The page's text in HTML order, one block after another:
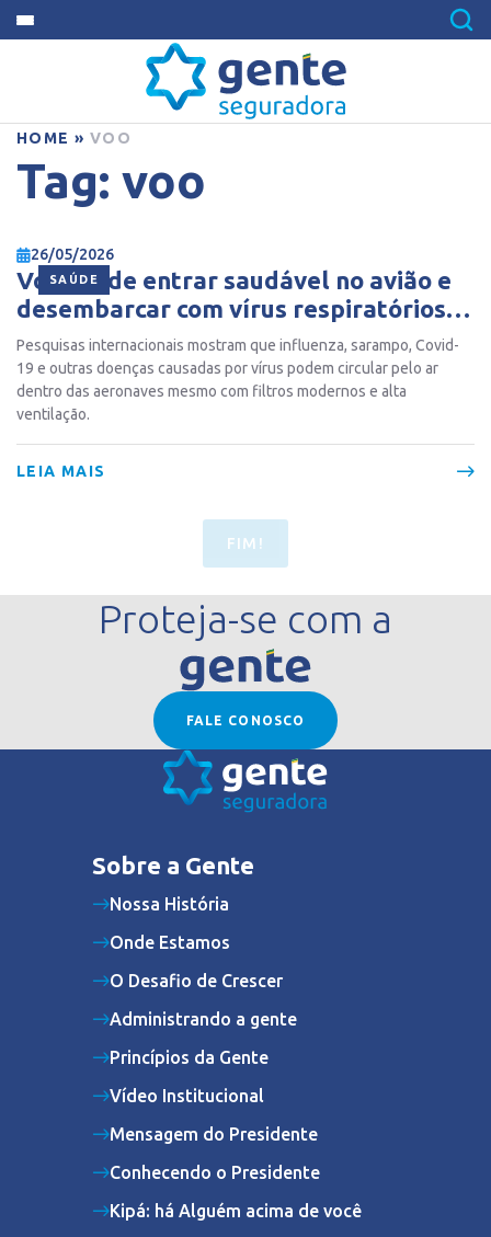
HOME » VOO
Tag: voo
SAÚDE
26/05/2026
Você pode entrar saudável no avião e
desembarcar com vírus respiratórios,
após um voo longo
Pesquisas internacionais mostram que influenza, sarampo, Covid-
19 e outras doenças causadas por vírus podem circular pelo ar
dentro das aeronaves mesmo com filtros modernos e alta
ventilação.
LEIA MAIS
FIM!
Proteja-se com a
FALE CONOSCO
Sobre a Gente
Nossa História
Onde Estamos
O Desafio de Crescer
Administrando a gente
Princípios da Gente
Vídeo Institucional
Mensagem do Presidente
Conhecendo o Presidente
Kipá: há Alguém acima de você